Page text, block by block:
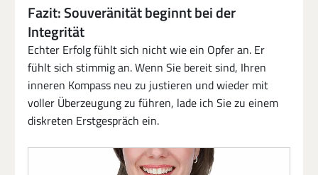
Fazit: Souveränität beginnt bei der
Integrität
Echter Erfolg fühlt sich nicht wie ein Opfer an. Er
fühlt sich stimmig an. Wenn Sie bereit sind, Ihren
inneren Kompass neu zu justieren und wieder mit
voller Überzeugung zu führen, lade ich Sie zu einem
diskreten Erstgespräch ein.